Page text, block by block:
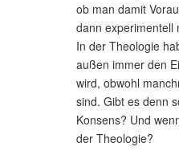
ob man damit
dann experimentell
In der Theologie
außen immer den
wird, obwohl
sind. Gibt es denn
Konsens? Und
der Theologie?